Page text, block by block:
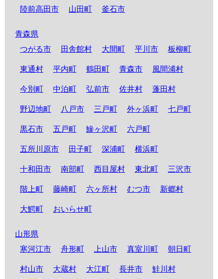
陸前高田市 山田町 釜石市
青森県
つがる市
田舎館村 大間町 平川市 板柳町
東通村 平内町 鶴田町 青森市 風間浦村
今別町 中泊町 弘前市 佐井村 蓬田村
野辺地町 八戸市 三戸町 外ヶ浜町 七戸町
黒石市 五戸町 鰺ヶ沢町 六戸町
五所川原市 田子町 深浦町 横浜町
十和田市 南部町 西目屋村 東北町 三沢市
階上町 藤崎町 六ヶ所村 むつ市 新郷村
大鰐町 おいらせ町
山形県
寒河江市
舟形町 上山市 真室川町 朝日町
村山市 大蔵村 大江町 長井市 鮭川村